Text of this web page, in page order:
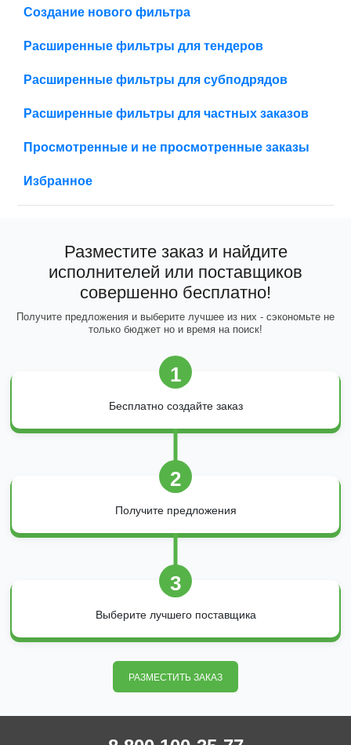
Создание нового фильтра
Расширенные фильтры для тендеров
Расширенные фильтры для субподрядов
Расширенные фильтры для частных заказов
Просмотренные и не просмотренные заказы
Избранное
Разместите заказ и найдите
исполнителей или поставщиков
совершенно бесплатно!
Получите предложения и выберите лучшее из них - сэкономьте не
только бюджет но и время на поиск!
1
Бесплатно создайте заказ
2
Получите предложения
3
Выберите лучшего поставщика
РАЗМЕСТИТЬ ЗАКАЗ